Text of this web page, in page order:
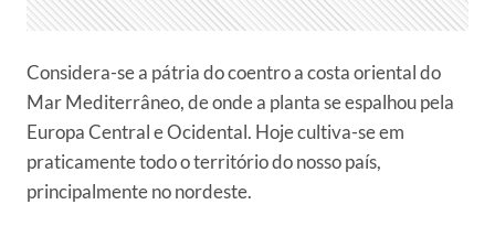
Considera-se a pátria do coentro a costa oriental do
Mar Mediterrâneo, de onde a planta se espalhou pela
Europa Central e Ocidental. Hoje cultiva-se em
praticamente todo o território do nosso país,
principalmente no nordeste.